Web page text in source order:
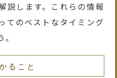
説します。これらの情報
てのベストなタイミング
ること